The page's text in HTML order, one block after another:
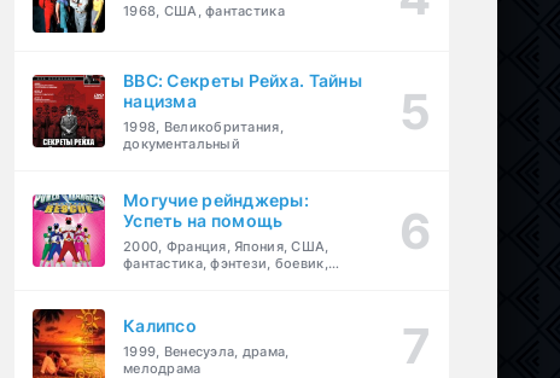
1968, США, фантастика
BBC: Секреты Рейха. Тайны
нацизма
1998, Великобритания,
документальный
Могучие рейнджеры:
Успеть на помощь
2000, Франция, Япония, США,
фантастика, фэнтези, боевик,
Калипсо
1999, Венесуэла, драма,
мелодрама